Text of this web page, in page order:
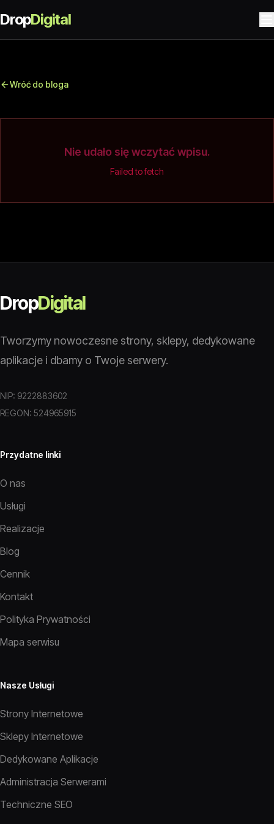
DropDigital
Wróć do bloga
Nie udało się wczytać wpisu.
Failed to fetch
DropDigital
Tworzymy nowoczesne strony, sklepy, dedykowane
aplikacje i dbamy o Twoje serwery.
NIP: 9222883602
REGON: 524965915
Przydatne linki
O nas
Usługi
Realizacje
Blog
Cennik
Kontakt
Polityka Prywatności
Mapa serwisu
Nasze Usługi
Strony Internetowe
Sklepy Internetowe
Dedykowane Aplikacje
Administracja Serwerami
Techniczne SEO